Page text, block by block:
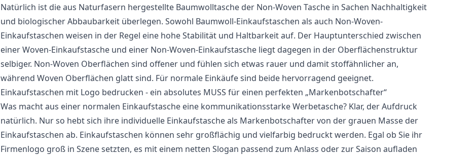
Natürlich ist die aus Naturfasern hergestellte Baumwolltasche der Non-Woven Tasche in Sachen Nachhaltigkeit
und biologischer Abbaubarkeit überlegen. Sowohl Baumwoll-Einkaufstaschen als auch Non-Woven-
Einkaufstaschen weisen in der Regel eine hohe Stabilität und Haltbarkeit auf. Der Hauptunterschied zwischen
einer Woven-Einkaufstasche und einer Non-Woven-Einkaufstasche liegt dagegen in der Oberflächenstruktur
selbiger. Non-Woven Oberflächen sind offener und fühlen sich etwas rauer und damit stoffähnlicher an,
während Woven Oberflächen glatt sind. Für normale Einkäufe sind beide hervorragend geeignet.
Einkaufstaschen mit Logo bedrucken - ein absolutes MUSS für einen perfekten „Markenbotschafter“
Was macht aus einer normalen Einkaufstasche eine kommunikationsstarke Werbetasche? Klar, der Aufdruck
natürlich. Nur so hebt sich ihre individuelle Einkaufstasche als Markenbotschafter von der grauen Masse der
Einkaufstaschen ab. Einkaufstaschen können sehr großflächig und vielfarbig bedruckt werden. Egal ob Sie ihr
Firmenlogo groß in Szene setzten, es mit einem netten Slogan passend zum Anlass oder zur Saison aufladen